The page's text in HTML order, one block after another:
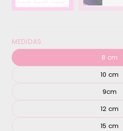
MEDIDAS
8 cm
10 cm
9cm
12 cm
15 cm